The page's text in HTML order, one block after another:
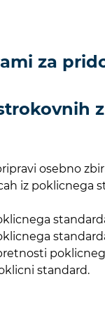
za
osebno
iz poklicnega
standard.